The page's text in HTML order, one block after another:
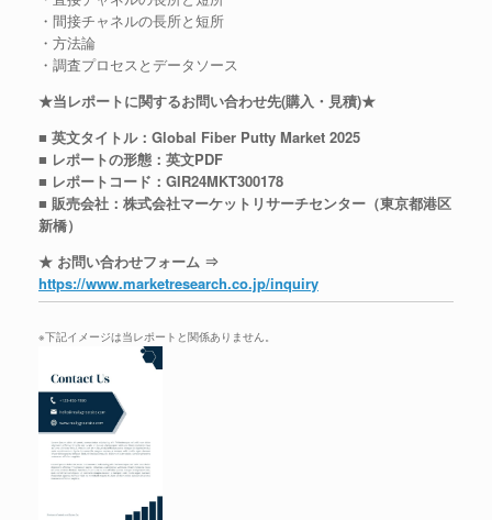
・間接チャネルの長所と短所
・方法論
・調査プロセスとデータソース
★当レポートに関するお問い合わせ先(購入・見積)★
■ 英文タイトル：Global Fiber Putty Market 2025
■ レポートの形態：英文PDF
■ レポートコード：GIR24MKT300178
■ 販売会社：株式会社マーケットリサーチセンター（東京都港区
新橋）
★ お問い合わせフォーム ⇒
https://www.marketresearch.co.jp/inquiry
※下記イメージは当レポートと関係ありません。